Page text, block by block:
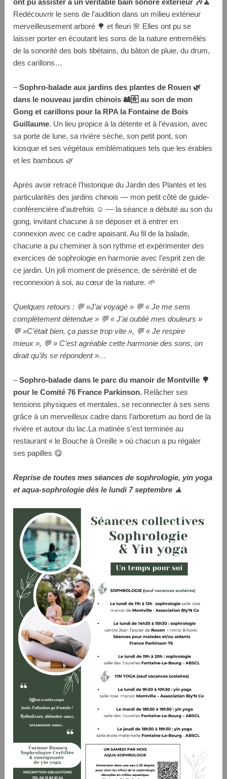
Redécouvrir le sens de l’audition dans un milieu extérieur
merveilleusement arboré 🌳 et fleuri 🌸 Elles ont pu se
laisser porter en écoutant les sons de la nature entremêlés
de la sonorité des bols tibétains, du bâton de pluie, du drum,
des carillons…
–Sophro-balade aux jardins des plantes de Rouen 🌿
dans le nouveau jardin chinois 🎎🈴 au son de mon
Gong et carillons pour la RPA la Fontaine de Bois
Guillaume. Un lieu propice à la détente et à l’évasion, avec
sa porte de lune, sa rivière sèche, son petit pont, son
kiosque et ses végétaux emblématiques tels que les érables
et les bambous 🌿
Après avoir retracé l’historique du Jardin des Plantes et les
particularités des jardins chinois — mon petit côté de guide-
conférencière d’autrefois ☺️ — la séance a débuté au son du
gong, invitant chacune à se déposer et à entrer en
connexion avec ce cadre apaisant. Au fil de la balade,
chacune a pu cheminer à son rythme et expérimenter des
exercices de sophrologie en harmonie avec l’esprit zen de
ce jardin. Un joli moment de présence, de sérénité et de
reconnexion à soi, au cœur de la nature. 🌱
Quelques retours : 💬 »J’ai voyagé » 💬 « Je me sens
complètement détendue » 💬 « J’ai oublié mes douleurs »
💬 »C’était bien, ça passe trop vite », 💬 « Je respire
mieux », 💬 » C’est agréable cette harmonie des sons, on
dirait qu’ils se répondent »…
–Sophro-balade dans le parc du manoir de Montville 🌳
pour le Comité 76 France Parkinson. Relâcher ses
tensions physiques et mentales, se reconnecter à ses sens
grâce à un merveilleux cadre dans l’arboretum au bord de la
rivière et autour du lac.La matinée s’est terminée au
restaurant « le Bouche à Oreille » où chacun a pu régaler
ses papilles 😋
Reprise de toutes mes séances de sophrologie, yin yoga
et aqua-sophrologie dès le lundi 7 septembre 🧘